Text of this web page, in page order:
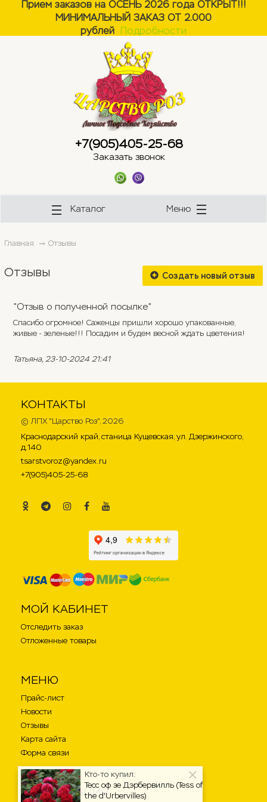
Прием заказов на ОСЕНЬ 2026 года ОТКРЫТ!!!
МИНИМАЛЬНЫЙ ЗАКАЗ ОТ 2.000
рублей Подробности
+7(905)405-25-68
Заказать звонок
Каталог Меню
Главная Отзывы
Отзывы Создать новый отзыв
"Отзыв о полученной посылке"
Спасибо огромное! Саженцы пришли хорошо упакованные,
живые - зеленые!!! Посадим и будем весной ждать цветения!
Татьяна, 23-10-2024 21:41
КОНТАКТЫ
© ЛПХ "Царство Роз", 2026
Краснодарский край, станица Кущевская, ул. Дзержинского,
д.140
tsarstvoroz@yandex.ru
+7(905)405-25-68
МОЙ КАБИНЕТ
Отследить заказ
Отложенные товары
МЕНЮ
Прайс-лист
Новости
Отзывы
Карта сайта
Форма связи
ИНФОРМАЦИЯ
Кто-то купил:
Тесс оф зе Дэрбервилль (Tess of
the d'Urbervilles)